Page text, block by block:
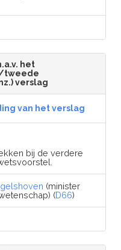
het
tweede
verslag
van het verslag
bij de verdere
(minister
(D66)